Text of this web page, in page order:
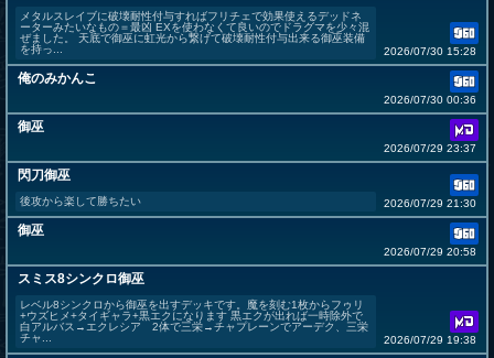
メタルスレイブに破壊耐性付与すればフリチェで効果使えるデッドネ
ーターみたいなもの＝最凶 EXを使わなくて良いのでドラグマを少々混
ぜました。 天底で御巫に虹光から繋げて破壊耐性付与出来る御巫装備
を持っ...
2026/07/30 15:28
俺のみかんこ
2026/07/30 00:36
御巫
2026/07/29 23:37
閃刀御巫
後攻から楽して勝ちたい 2026/07/29 21:30
御巫
2026/07/29 20:58
スミス8シンクロ御巫
レベル8シンクロから御巫を出すデッキです。魔を刻む1枚からフゥリ
+ウズヒメ+タイギャラ+黒エクになります 黒エクが出れば一時除外で
白アルバス→エクレシア 2体で三栄→チャプレーンでアーデク、三栄
チャ...
2026/07/29 19:38